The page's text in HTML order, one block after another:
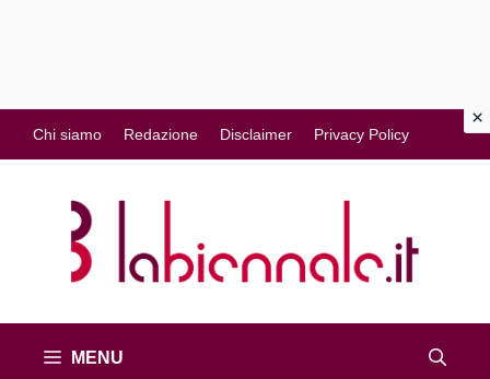
al
contenuto
Chi siamo Redazione Disclaimer Privacy Policy
MENU